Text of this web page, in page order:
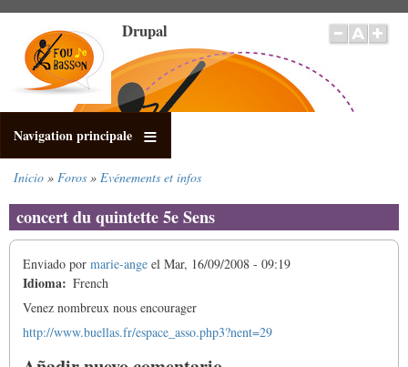
contenido
principal
Drupal
Navigation principale
enlaces
de
a
la
navegación
Inicio Foros Evénements et infos
concert du quintette 5e Sens
Enviado por marie-ange el Mar, 16/09/2008 - 09:19
Idioma
French
Venez nombreux nous encourager
http://www.buellas.fr/espace_asso.php3?nent=29